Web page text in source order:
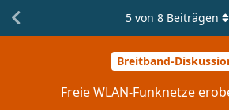
Breitband-
Freie WLAN-Funknetze
5von 8Beiträgen